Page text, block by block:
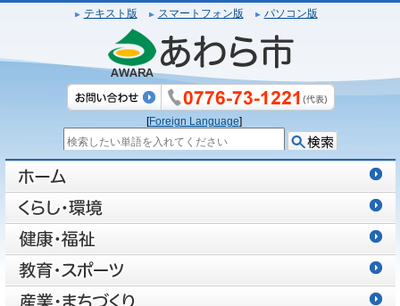
テキスト版 スマートフォン版 パソコン版
[Foreign Language]